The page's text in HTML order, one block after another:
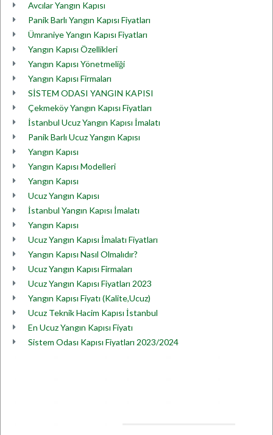
Avcılar Yangın Kapısı
Panik Barlı Yangın Kapısı Fiyatları
Ümraniye Yangın Kapısı Fiyatları
Yangın Kapısı Özellikleri
Yangın Kapısı Yönetmeliği
Yangın Kapısı Firmaları
SİSTEM ODASI YANGIN KAPISI
Çekmeköy Yangın Kapısı Fiyatları
İstanbul Ucuz Yangın Kapısı İmalatı
Panik Barlı Ucuz Yangın Kapısı
Yangın Kapısı
Yangın Kapısı Modelleri
Yangın Kapısı
Ucuz Yangın Kapısı
İstanbul Yangın Kapısı İmalatı
Yangın Kapısı
Ucuz Yangın Kapısı İmalatı Fiyatları
Yangın Kapısı Nasıl Olmalıdır?
Ucuz Yangın Kapısı Firmaları
Ucuz Yangın Kapısı Fiyatları 2023
Yangın Kapısı Fiyatı (Kalite,Ucuz)
Ucuz Teknik Hacim Kapısı İstanbul
En Ucuz Yangın Kapısı Fiyatı
Sistem Odası Kapısı Fiyatları 2023/2024